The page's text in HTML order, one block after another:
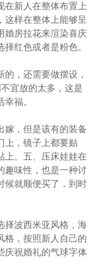
在新人在整体布置上
这样在整体上能够呈
婚房拉花来渲染喜庆
红色或者是粉色。
，还需要做摆设，
宜放的太多，这是
福。
，但是该有的装备
上，镜子上都要贴
上。五、压床娃娃在
趣味性，也是一种讨
候就顺便买了，到时
波西米亚风格，海
格，按照新人自己的
庆祝婚礼的气球字体